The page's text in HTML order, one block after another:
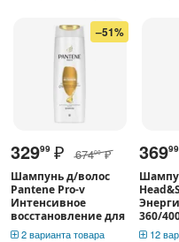
–51%
32999 ₽ 67400 ₽
Шампунь д/волос
Pantene Pro-v
Интенсивное
восстановление для
2 варианта товара
36999
360/
12